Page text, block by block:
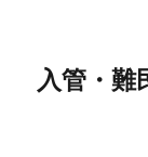
入管・難